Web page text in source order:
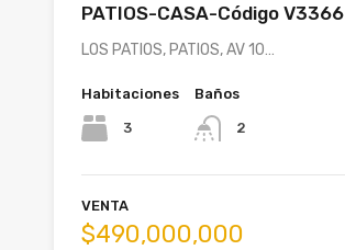
PATIOS-CASA-Código V3366
LOS PATIOS, PATIOS, AV 10…
Habitaciones
3
Baños
2
VENTA
$490,000,000